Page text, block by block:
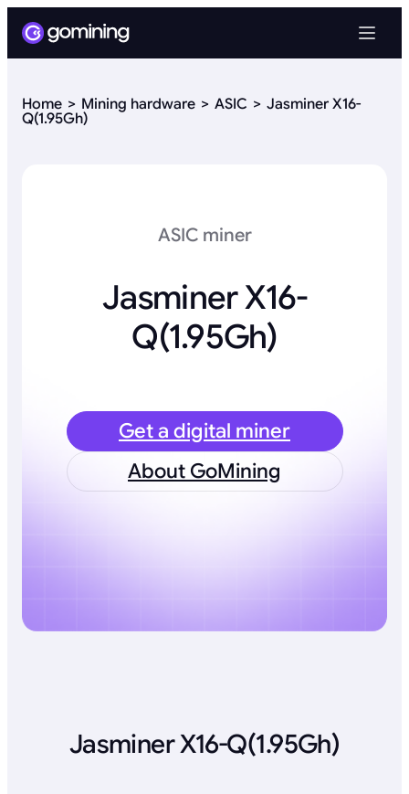
Home Mining hardware ASIC
Jasminer X16-
Q(1.95Gh)
ASIC miner
Jasminer X16-
Q(1.95Gh)
Get a digital miner
About GoMining
Jasminer X16-Q(1.95Gh)